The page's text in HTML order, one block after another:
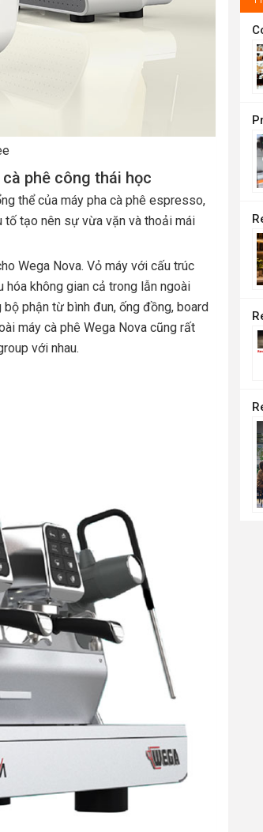
phê công thái học
thể của máy pha cà phê espresso,
tố tạo nên sự vừa vặn và thoải mái
Wega Nova. Vỏ máy với cấu trúc
hóa không gian cả trong lẫn ngoài
phận từ bình đun, ống đồng, board
máy cà phê Wega Nova cũng rất
với nhau.